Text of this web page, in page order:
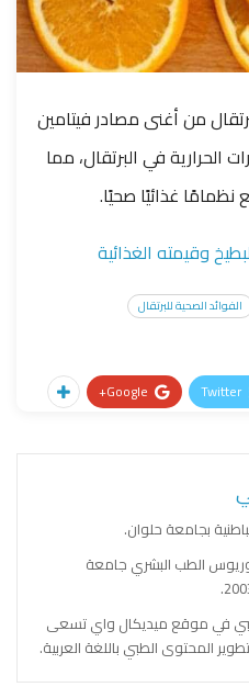
من أغنى مصادر فيتامين
في البرتقال، مما
نظمامًا غذائيًا صحيًا.
وقيمته الغذائية
الفوائد الصحية للبرتقال
Twitter
Google+
بجامعة حلوان.
الطب البشري جامعة
في موقع ميديكال واي تسعى
المحتوى الطبي باللغة العربية.